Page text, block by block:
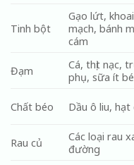
Tinh bột
Gạo lứt,
mạch, bánh
cám
Đạm
Cá, thịt nạc,
phụ, sữa ít
Chất béo Dầu ô liu,
Rau củ
Các loại rau
đường